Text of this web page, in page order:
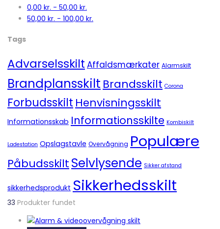
0,00 kr. - 50,00 kr.
50,00 kr. - 100,00 kr.
Tags
Advarselsskilt Affaldsmærkater Alarmskilt
Brandplansskilt Brandsskilt Corona
Forbudsskilt Henvisningsskilt
Informationsskab Informationsskilte Kombiskilt
Ladestation Opslagstavle Overvågning Populære
PåbudsskiltSelvlysende Sikker afstand
sikkerhedsprodukt Sikkerhedsskilt
33 Produkter fundet